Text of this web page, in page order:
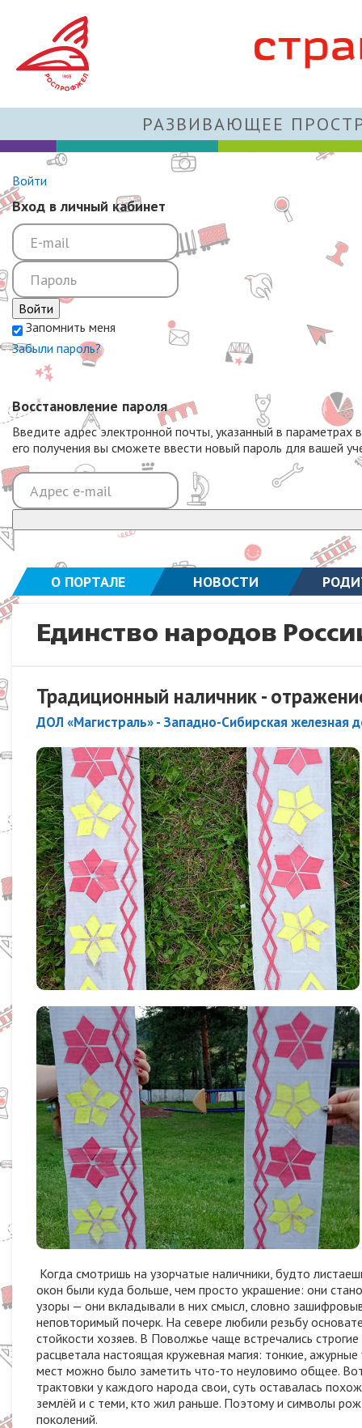
РАЗВИВАЮЩЕЕ
Войти
Вход в личный кабинет
Войти
Запомнить меня
Забыли пароль?
Восстановление пароля
Введите адрес электронной почты, указанный в
его получения вы сможете ввести новый пароль для вашей
О ПОРТАЛЕ НОВОСТИ
Единство народов
Традиционный наличник -
ДОЛ «Магистраль» - Западно-Сибирская железная
Когда смотришь на узорчатые наличники, будто
окон были куда больше, чем просто украшение: они
узоры — они вкладывали в них смысл, словно
неповторимый почерк. На севере любили резьбу
стойкости хозяев. В Поволжье чаще встречались
расцветала настоящая кружевная магия: тонкие,
мест можно было заметить что-то неуловимо общее.
трактовки у каждого народа свои, суть оставалась
землёй и с теми, кто жил раньше. Поэтому и символы
поколений.